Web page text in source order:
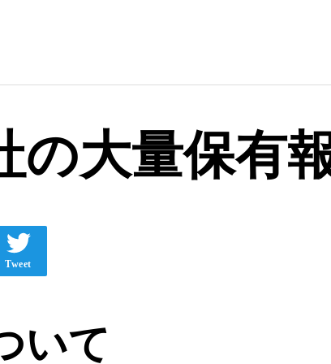
の大量保有
Tweet
いて